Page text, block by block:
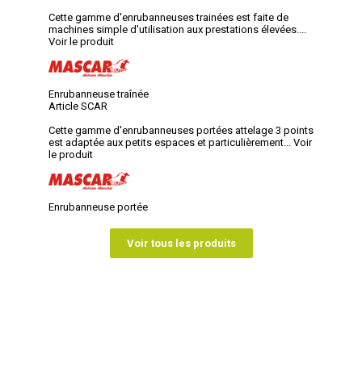
Cette gamme d'enrubanneuses trainées est faite de
machines simple d'utilisation aux prestations élevées....
Voir le produit
Enrubanneuse traînée
Article SCAR
Cette gamme d'enrubanneuses portées attelage 3 points
est adaptée aux petits espaces et particulièrement...
Voir
le produit
Enrubanneuse portée
Voir tous les produits